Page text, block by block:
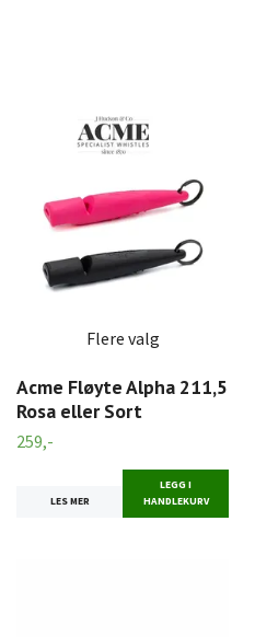
Flere valg
Acme Fløyte Alpha 211,5
Rosa eller Sort
259,-
LES MER
LEGG I
HANDLEKURV